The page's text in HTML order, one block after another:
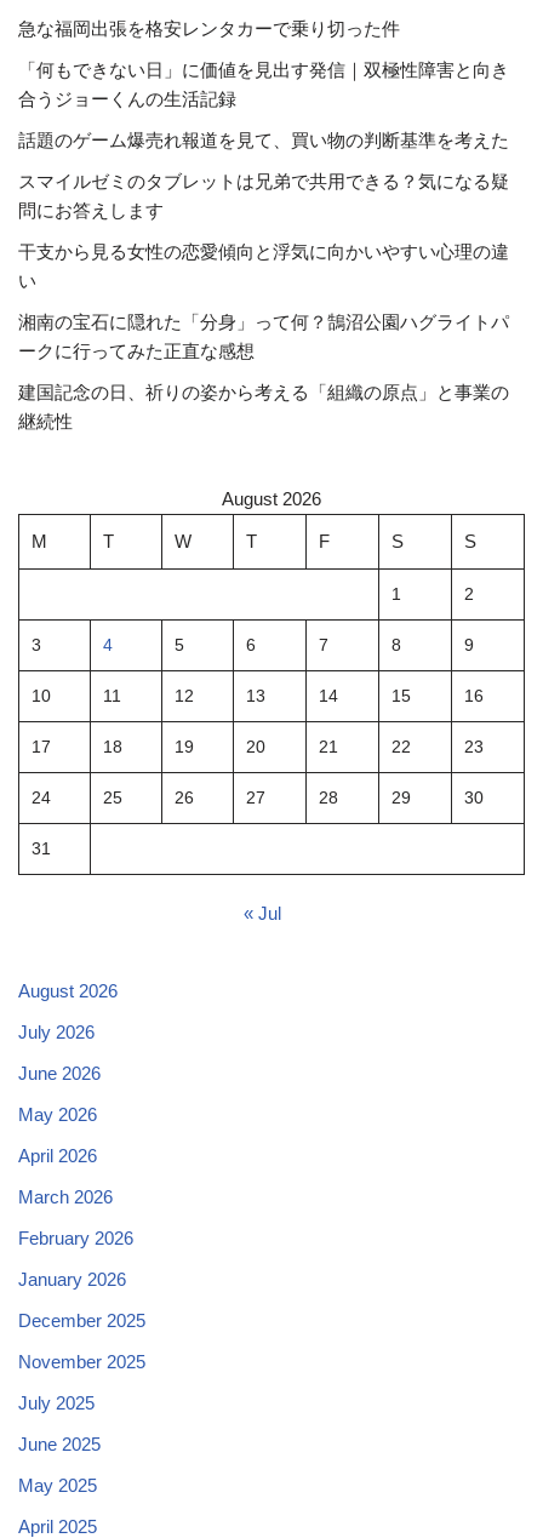
急な福岡出張を格安レンタカーで乗り切った件
「何もできない日」に価値を見出す発信｜双極性障害と向き
合うジョーくんの生活記録
話題のゲーム爆売れ報道を見て、買い物の判断基準を考えた
スマイルゼミのタブレットは兄弟で共用できる？気になる疑
問にお答えします
干支から見る女性の恋愛傾向と浮気に向かいやすい心理の違
い
湘南の宝石に隠れた「分身」って何？鵠沼公園ハグライトパ
ークに行ってみた正直な感想
建国記念の日、祈りの姿から考える「組織の原点」と事業の
継続性
August 2026
M T W T F S S
1 2
3 4 5 6 7 8 9
10 11 12 13 14 15 16
17 18 19 20 21 22 23
24 25 26 27 28 29 30
31
« Jul
August 2026
July 2026
June 2026
May 2026
April 2026
March 2026
February 2026
January 2026
December 2025
November 2025
July 2025
June 2025
May 2025
April 2025